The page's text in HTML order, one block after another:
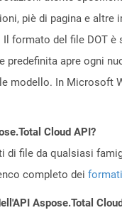
piè di pagina e
formato del file DOT
apre ogni
modello. In Microsoft
Cloud API?
file da qualsiasi
completo dei
Aspose.Total